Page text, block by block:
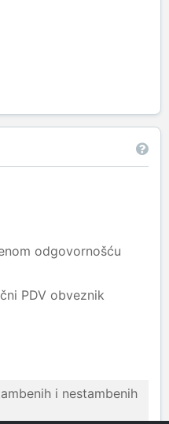
odgovornošću
PDV obveznik
i nestambenih